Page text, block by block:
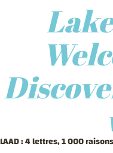
LAAD : 4 lettres, 1 000